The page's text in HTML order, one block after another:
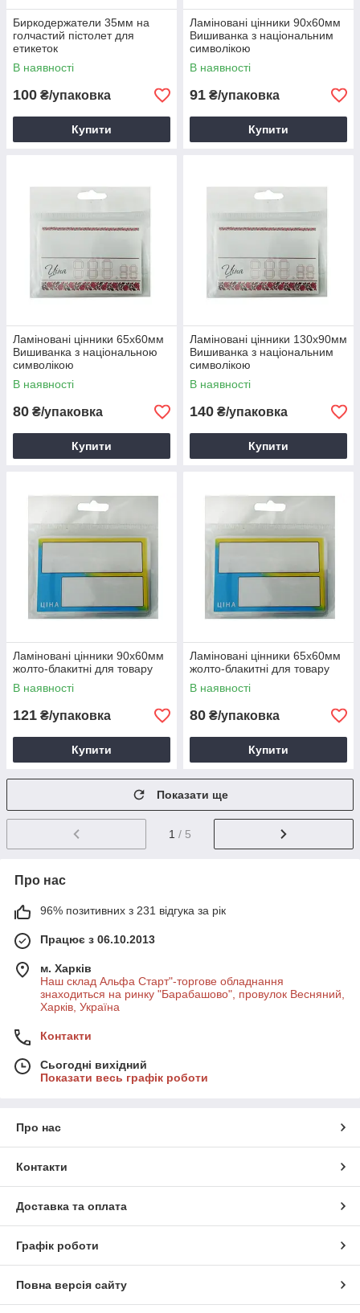
Биркодержатели 35мм на
голчастий пістолет для
етикеток
В наявності
100 ₴/упаковка
Купити
Ламіновані цінники 90х60мм
Вишиванка з національним
символікою
В наявності
91 ₴/упаковка
Купити
Ламіновані цінники 65х60мм
Вишиванка з національною
символікою
В наявності
80 ₴/упаковка
Купити
Ламіновані цінники 130х90мм
Вишиванка з національним
символікою
В наявності
140 ₴/упаковка
Купити
Ламіновані цінники 90х60мм
жолто-блакитні для товару
В наявності
121 ₴/упаковка
Купити
Ламіновані цінники 65х60мм
жолто-блакитні для товару
В наявності
80 ₴/упаковка
Купити
Показати ще
1 / 5
Про нас
96% позитивних з 231 відгука за рік
Працює з 06.10.2013
м. Харків
Наш склад Альфа Старт"-торгове обладнання
знаходиться на ринку "Барабашово", провулок Весняний,
Харків, Україна
Контакти
Сьогодні вихідний
Показати весь графік роботи
Про нас
Контакти
Доставка та оплата
Графік роботи
Повна версія сайту